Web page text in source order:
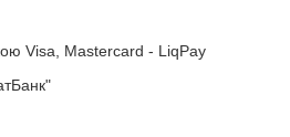
Visa, Mastercard - LiqPay